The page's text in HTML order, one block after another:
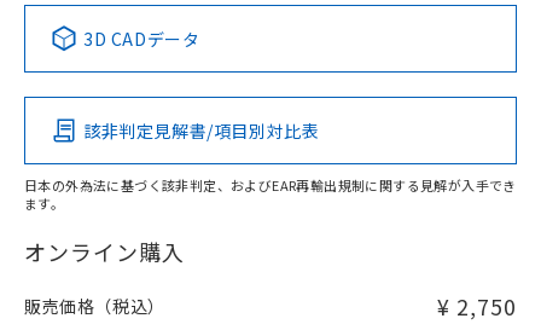
Pb Hg Cd Cr(VI)
O
在庫等で未対応品が混在する可能性があります。
問い合わせください。
この製品の規格認証/適合状況ページへ
その他の認証はこちらのページからご検索ください
3D CADデータ
該非判定見解書/項目別対比表
日本の外為法に基づく該非判定、およびEAR再輸出規制に関する見解が入手でき
ます。
オンライン購入
販売価格（税込） ¥ 2,750